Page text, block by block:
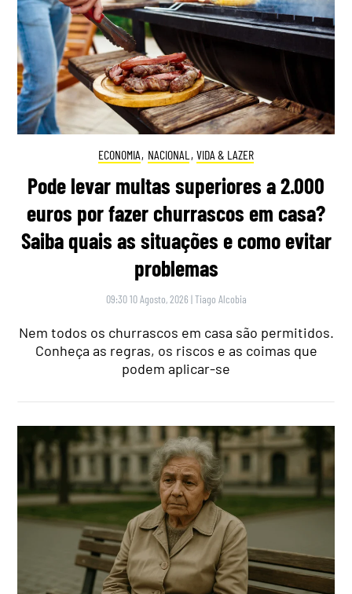
ECONOMIA, NACIONAL , VIDA & LAZER
Pode levar multas superiores a 2.000
euros por fazer churrascos em casa?
Saiba quais as situações e como evitar
problemas
09:30 10 Agosto, 2026 |Tiago Alcobia
Nem todos os churrascos em casa são permitidos.
Conheça as regras, os riscos e as coimas que
podem aplicar-se